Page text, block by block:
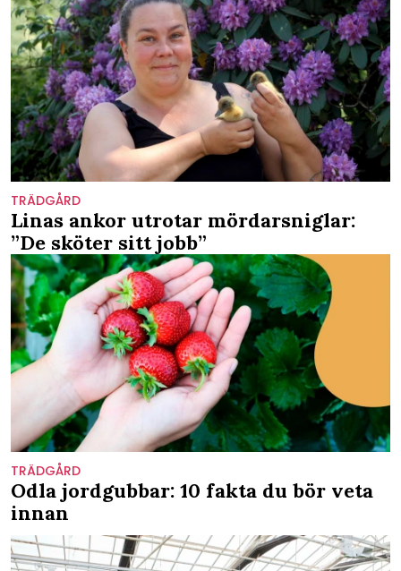
TRÄDGÅRD
Linas ankor utrotar mördarsniglar:
”De sköter sitt jobb”
TRÄDGÅRD
Odla jordgubbar: 10 fakta du bör veta
innan